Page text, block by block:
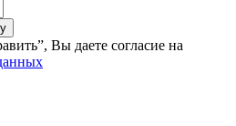
Вы даете согласие на